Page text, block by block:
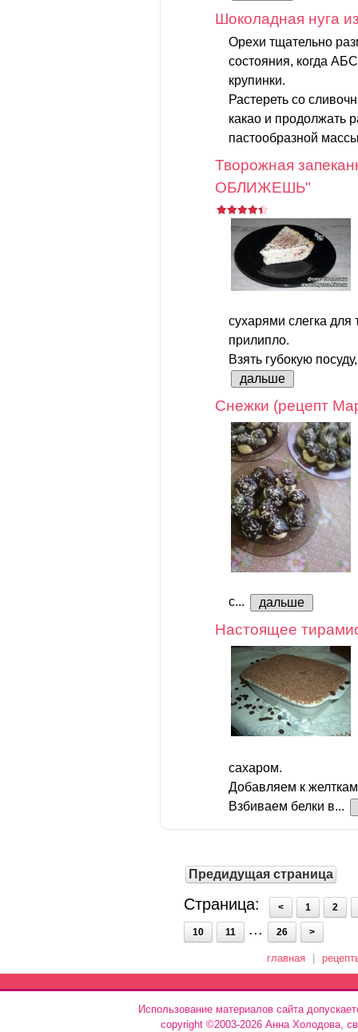
Шоколадная нуга
Орехи тщательно
состояния, когда
крупинки.
Растереть со
какао и продолжать
пастообразной
Творожная
ОБЛИЖЕШЬ"
сухарями слегка для
прилипло.
Взять губокую
дальше
Снежки (рецепт
с... дальше
Настоящее
сахаром.
Добавляем к
Взбиваем белки в...
Предидущая страница
Страница: < 1 2
10 11 ... 26 >
главная
Использование материалов сайта
copyright ©2003-2026 Анна Холодова,